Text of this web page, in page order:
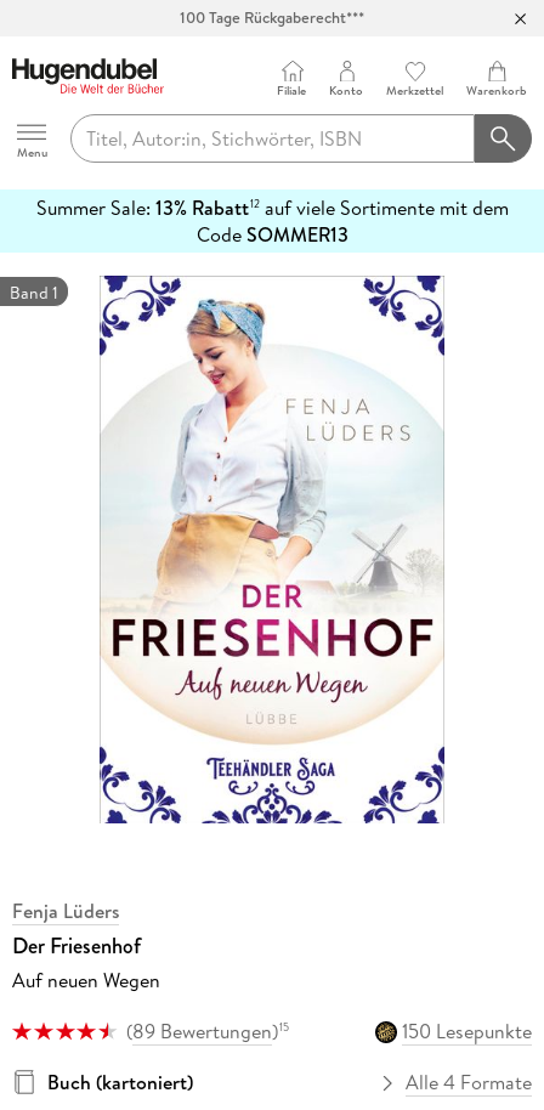
Hugendubel
Menu
Filiale Konto Merkzettel Warenkorb
Summer Sale: 13% Rabatt12auf viele Sortimente mit dem
CodeSOMMER13
erfahren
Band 1
Fenja Lüders
Der Friesenhof
Auf neuen Wegen
(89 Bewertungen)15
150 Lesepunkte
Buch (kartoniert)
Alle 4 Formate